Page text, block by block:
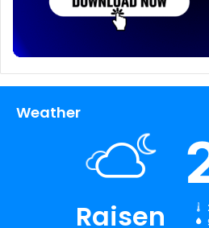
Weather
Raisen